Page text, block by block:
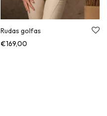
Rudas golfas
€169,00